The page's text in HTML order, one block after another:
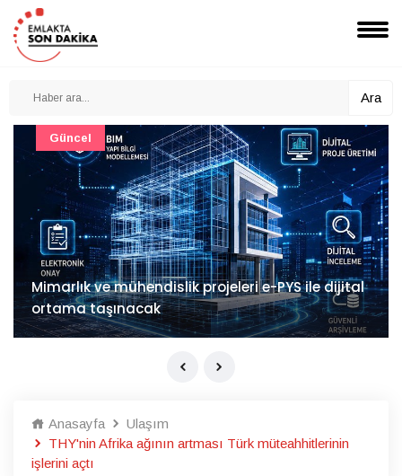
Ara
Mimarlık ve mühendislik projeleri e-PYS ile dijital
ortama taşınacak
Güncel
Anasayfa
Ulaşım
THY'nin Afrika ağının artması Türk müteahhitlerinin
işlerini açtı